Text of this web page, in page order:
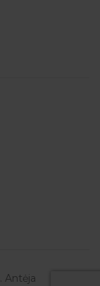
Antėja